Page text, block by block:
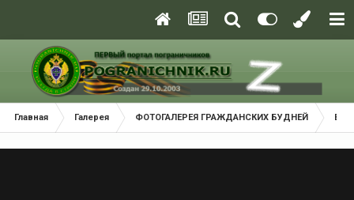
Главная Галерея ФОТОГАЛЕРЕЯ ГРАЖДАНСКИХ БУДНЕЙ